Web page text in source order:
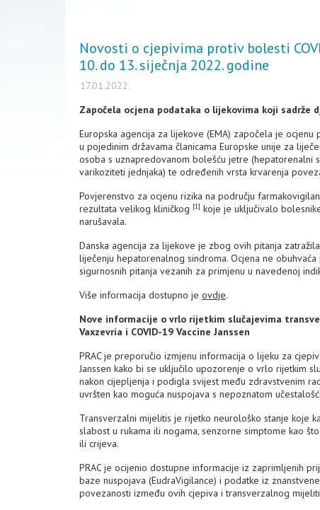
Novosti o cjepivima protiv bolesti
10. do 13. siječnja 2022. godine
17.01.2022.
Započela ocjena podataka o lijekovima koji
Europska agencija za lijekove (EMA) započela je
u pojedinim državama članicama Europske unije za
osoba s uznapredovanom bolešću jetre (hepatorenalni
varikoziteti jednjaka) te određenih vrsta krvarenja
Povjerenstvo za ocjenu rizika na području
rezultata velikog kliničkog [1] koje je uključivalo
narušavala.
Danska agencija za lijekove je zbog ovih pitanja
liječenju hepatorenalnog sindroma. Ocjena ne
sigurnosnih pitanja vezanih za primjenu u navedenoj
Više informacija dostupno je ovdje.
Nove informacije o vrlo rijetkim slučajevima
Vaxzevria i COVID-19 Vaccine Janssen
PRAC je preporučio izmjenu informacija o lijeku za
Janssen kako bi se uključilo upozorenje o vrlo rijetkim
nakon cijepljenja i podigla svijest među zdravstvenim
uvršten kao moguća nuspojava s nepoznatom
Transverzalni mijelitis je rijetko neurološko stanje koje
slabost u rukama ili nogama, senzorne simptome kao
ili crijeva.
PRAC je ocijenio dostupne informacije iz zaprimljenih
baze nuspojava (EudraVigilance) i podatke iz
povezanosti između ovih cjepiva i transverzalnog